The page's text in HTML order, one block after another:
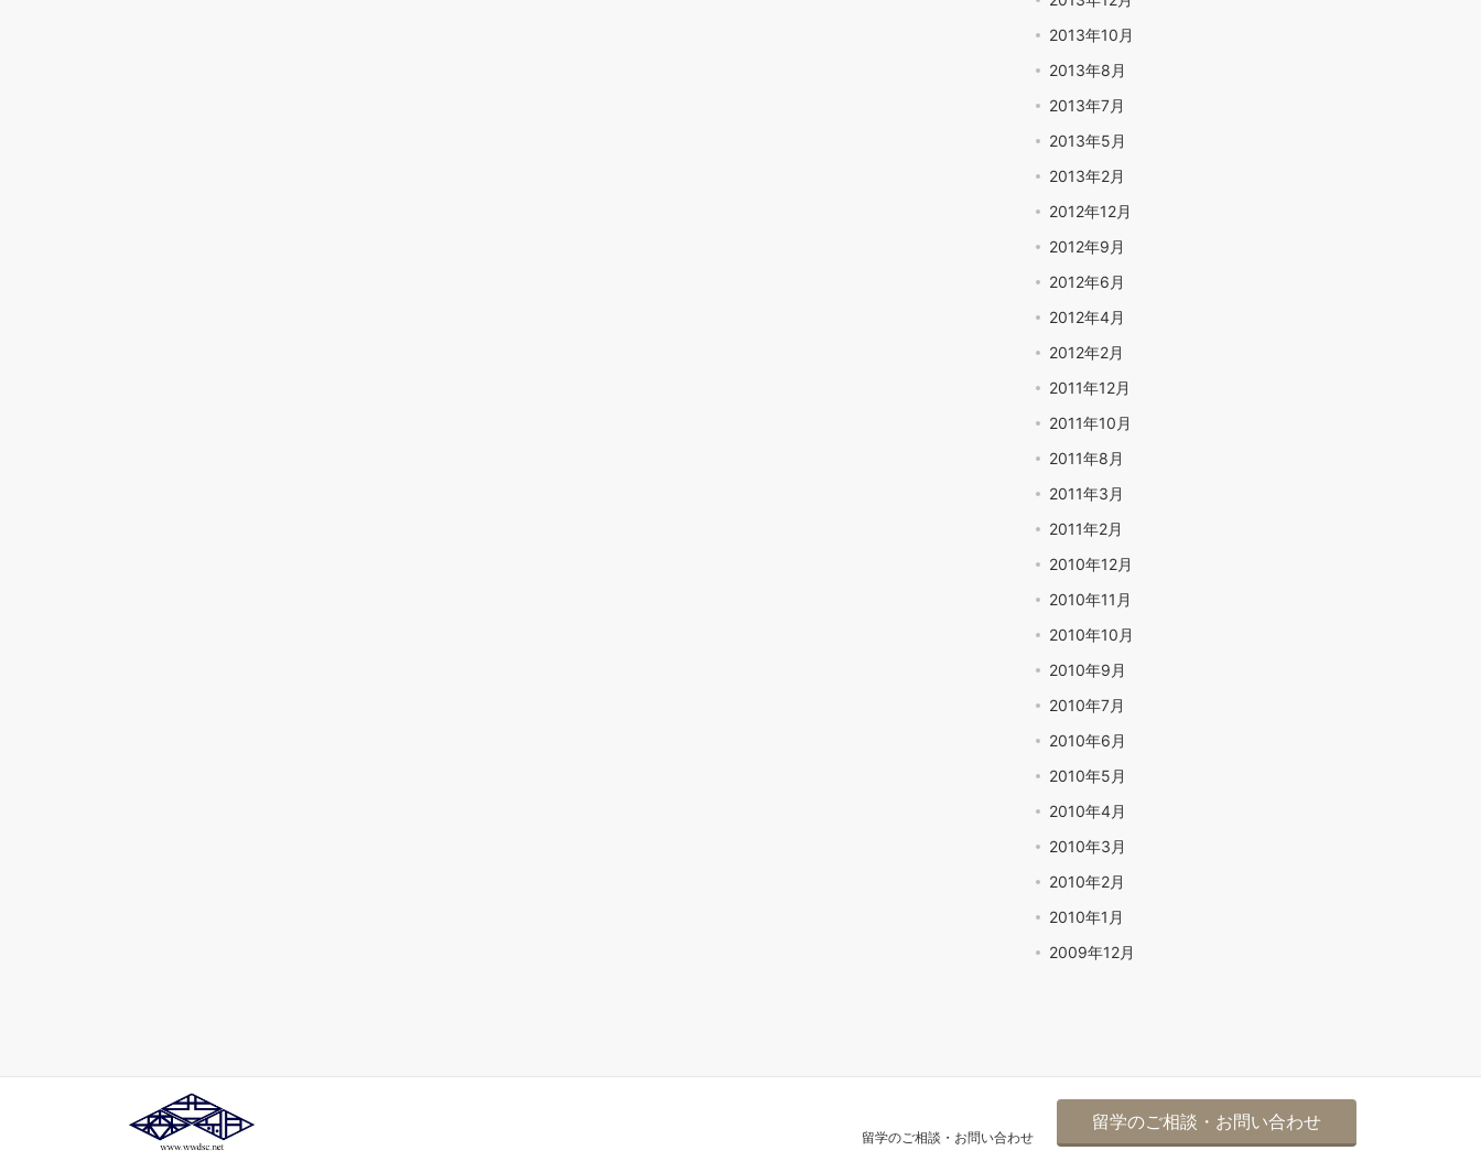
2013年10月
2013年8月
2013年7月
2013年5月
2013年2月
2012年12月
2012年9月
2012年6月
2012年4月
2012年2月
2011年12月
2011年10月
2011年8月
2011年3月
2011年2月
2010年12月
2010年11月
2010年10月
2010年9月
2010年7月
2010年6月
2010年5月
2010年4月
2010年3月
2010年2月
2010年1月
2009年12月
留学のご相談・お問い合わせ
留学のご相談・お問い合わせ